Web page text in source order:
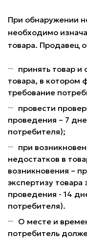
При обнаружении
необходимо
товара. Продавец
принять товар
товара, в котором
требование
провести
проведения – 7
потребителя);
при
недостатков в
возникновения –
экспертизу товара
проведения - 14
потребителя).
О месте и
потребитель